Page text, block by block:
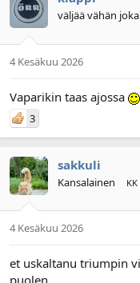
väljää vähän
4 Kesäkuu 2026
Vaparikin taas ajossa
3
sakkuli
Kansalainen
4 Kesäkuu 2026
et uskaltanu triumpin